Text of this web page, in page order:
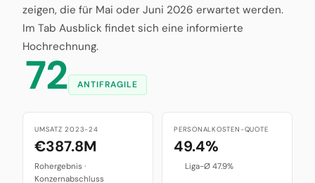
zeigen, die für Mai oder Juni 2026 erwartet werden.
Im Tab Ausblick findet sich eine informierte
Hochrechnung.
72 ANTIFRAGILE
UMSATZ 2023-24
€387.8M
Rohergebnis ·
Konzernabschluss
PERSONALKOSTEN-QUOTE
49.4%
Liga-Ø 47.9%